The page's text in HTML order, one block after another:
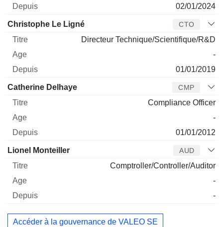
02/01/2024
Christophe Le Ligné CTO
Directeur Technique/Scientifique/R&D
-
01/01/2019
Catherine Delhaye CMP
Compliance Officer
-
01/01/2012
Lionel Monteiller AUD
Comptroller/Controller/Auditor
-
-
Accéder à la gouvernance de VALEO SE